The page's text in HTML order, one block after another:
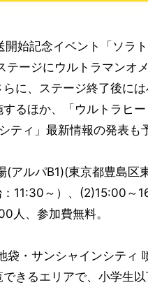
始記念イベント「ソラ
テージにウルトラマンオ
に、ステージ終了後に
るほか、「ウルトラヒ
ィ」最新情報の発表も
アルパB1)(東京都豊島区
11:30～）、(2)15:00～
人、参加費無料。
・サンシャインシティ
きるエリアで、小学生